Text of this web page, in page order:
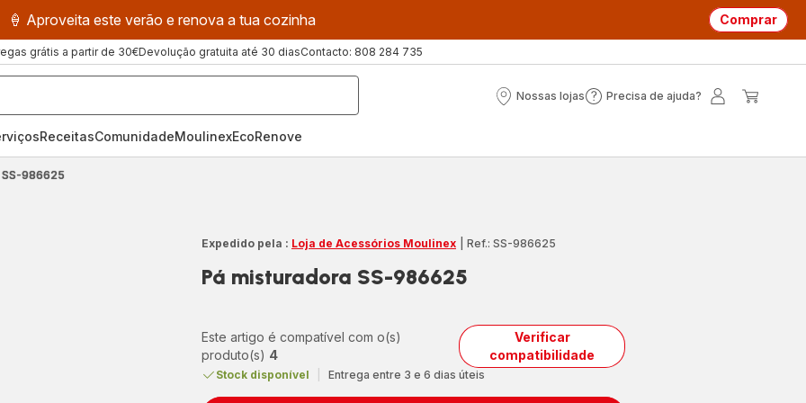
🍦 Aproveita este verão e renova a tua cozinha Comprar
grátis a partir de 30€Devolução gratuita até 30 diasContacto: 808 284 735
Nossas lojas
Nossas
Precisa de ajuda?
Precisa
ReceitasComunidadeMoulinexEcoRenove
SS-986625
Expedido pela : Loja de Acessórios Moulinex Ref.: SS-986625
Pá misturadora SS-986625
Este artigo é compatível com o(s)
produto(s) 4
Verificar
compatibilidade
Stock disponível Entrega entre 3 e 6 dias úteis